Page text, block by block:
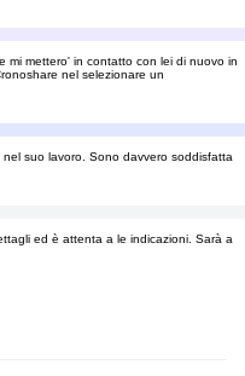
mi mettero' in contatto con lei di nuovo in
nel selezionare un
suo lavoro. Sono davvero soddisfatta
ed è attenta a le indicazioni. Sarà a